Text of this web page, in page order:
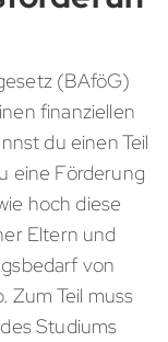
(BAföG)
finanziellen
du einen Teil
eine Förderung
hoch diese
Eltern und
von
Zum Teil muss
Studiums